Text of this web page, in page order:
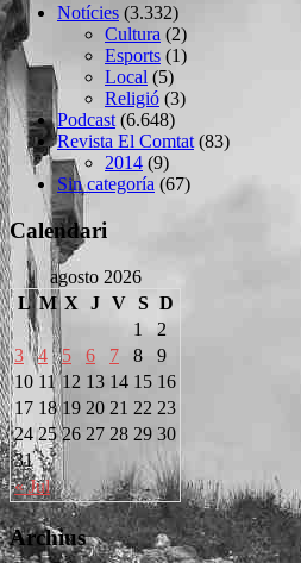
Notícies (3.332)
Cultura (2)
Esports (1)
Local (5)
Religió (3)
Podcast(6.648)
Revista El Comtat(83)
2014 (9)
Sin categoría (67)
Calendari
agosto 2026
L M X J V S D
« Jul
1
2
3
4 5 6 7 8
9
10 11 12 13 14 15 16
17 18 19 20 21 22 23
24 25 26 27 28 29 30
31
Archius